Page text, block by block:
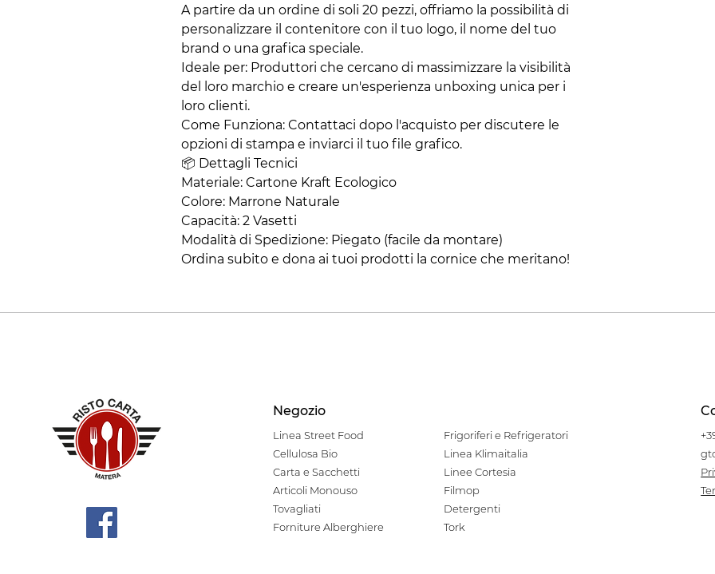
​A partire da un ordine di soli 20 pezzi, offriamo la possibilità di
personalizzare il contenitore con il tuo logo, il nome del tuo
brand o una grafica speciale.
​Ideale per: Produttori che cercano di massimizzare la visibilità
del loro marchio e creare un'esperienza unboxing unica per i
loro clienti.
​Come Funziona: Contattaci dopo l'acquisto per discutere le
opzioni di stampa e inviarci il tuo file grafico.
​📦 Dettagli Tecnici
​Materiale: Cartone Kraft Ecologico
​Colore: Marrone Naturale
​Capacità: 2 Vasetti
​Modalità di Spedizione: Piegato (facile da montare)
​Ordina subito e dona ai tuoi prodotti la cornice che meritano!
Negozio
Linea Street Food
Cellulosa Bio
Carta e Sacchetti
Articoli Monouso
Tovagliati
Forniture Alberghiere
Frigoriferi e Refrigeratori
Linea Klimaitalia
Linee Cortesia
Filmop
Detergenti
Tork